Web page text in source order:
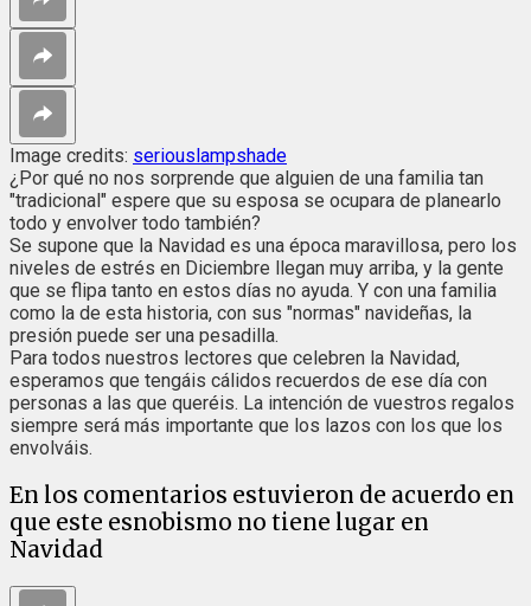
Image credits: seriouslampshade
¿Por qué no nos sorprende que alguien de una familia tan
"tradicional" espere que su esposa se ocupara de planearlo
todo y envolver todo también?
Se supone que la Navidad es una época maravillosa, pero los
niveles de estrés en Diciembre llegan muy arriba, y la gente
que se flipa tanto en estos días no ayuda. Y con una familia
como la de esta historia, con sus "normas" navideñas, la
presión puede ser una pesadilla.
Para todos nuestros lectores que celebren la Navidad,
esperamos que tengáis cálidos recuerdos de ese día con
personas a las que queréis. La intención de vuestros regalos
siempre será más importante que los lazos con los que los
envolváis.
En los comentarios estuvieron de acuerdo en
que este esnobismo no tiene lugar en
Navidad